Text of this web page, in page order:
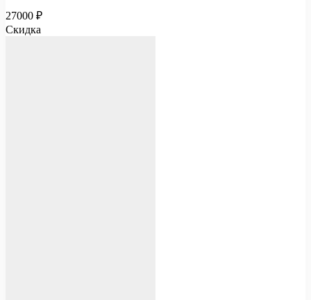
27000 ₽
Скидка